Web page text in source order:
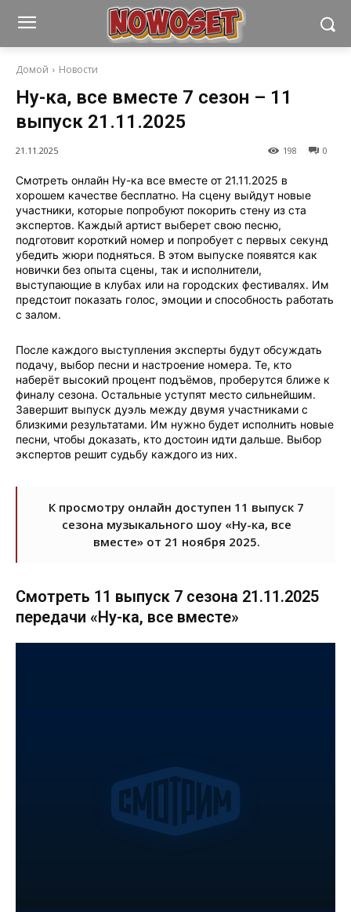
Домой Новости
Ну-ка, все вместе 7 сезон – 11
выпуск 21.11.2025
0
198
21.11.2025
Смотреть онлайн Ну-ка все вместе от 21.11.2025 в
хорошем качестве бесплатно. На сцену выйдут новые
участники, которые попробуют покорить стену из ста
экспертов. Каждый артист выберет свою песню,
подготовит короткий номер и попробует с первых секунд
убедить жюри подняться. В этом выпуске появятся как
новички без опыта сцены, так и исполнители,
выступающие в клубах или на городских фестивалях. Им
предстоит показать голос, эмоции и способность работать
с залом.
После каждого выступления эксперты будут обсуждать
подачу, выбор песни и настроение номера. Те, кто
наберёт высокий процент подъёмов, проберутся ближе к
финалу сезона. Остальные уступят место сильнейшим.
Завершит выпуск дуэль между двумя участниками с
близкими результатами. Им нужно будет исполнить новые
песни, чтобы доказать, кто достоин идти дальше. Выбор
экспертов решит судьбу каждого из них.
К просмотру онлайн доступен 11 выпуск 7
сезона музыкального шоу «Ну-ка, все
вместе» от 21 ноября 2025.
Смотреть 11 выпуск 7 сезона 21.11.2025
передачи «Ну-ка, все вместе»